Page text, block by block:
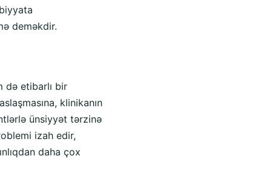
deməkdir.
də etibarlı bir
klinikanın
ünsiyyət tərzinə
izah edir,
daha çox